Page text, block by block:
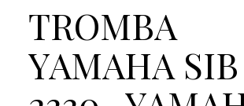
TROMBA
YAMAHA SIB